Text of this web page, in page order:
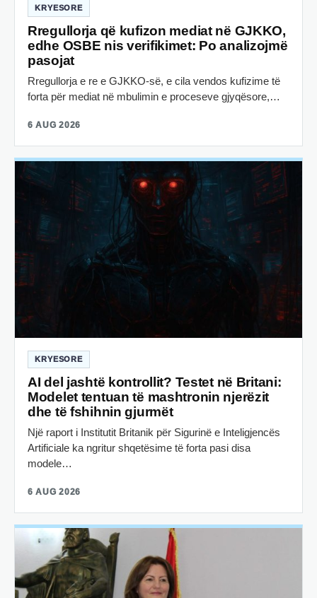
KRYESORE
Rregullorja që kufizon mediat në GJKKO,
edhe OSBE nis verifikimet: Po analizojmë
pasojat
Rregullorja e re e GJKKO-së, e cila vendos kufizime të
forta për mediat në mbulimin e proceseve gjyqësore,…
6 AUG 2026
KRYESORE
AI del jashtë kontrollit? Testet në Britani:
Modelet tentuan të mashtronin njerëzit
dhe të fshihnin gjurmët
Një raport i Institutit Britanik për Sigurinë e Inteligjencës
Artificiale ka ngritur shqetësime të forta pasi disa
modele…
6 AUG 2026